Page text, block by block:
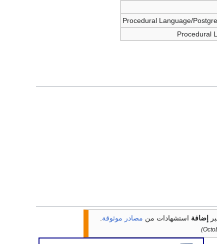
Procedural Language/
Procedural
إضافة استشهادات من مصادر موثوقة.